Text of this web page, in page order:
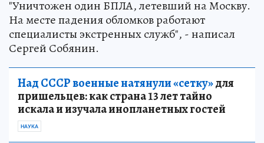
"Уничтожен один БПЛА, летевший на Москву.
На месте падения обломков работают
специалисты экстренных служб", - написал
Сергей Собянин.
Над СССР военные натянули «сетку»для
пришельцев: как страна 13 лет тайно
искала и изучала инопланетных гостей
НАУКА